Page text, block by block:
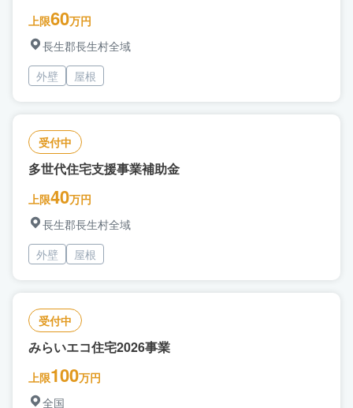
上限60万円
長生郡長生村全域
外壁
屋根
受付中
多世代住宅支援事業補助金
上限40万円
長生郡長生村全域
外壁
屋根
受付中
みらいエコ住宅2026事業
上限100万円
全国